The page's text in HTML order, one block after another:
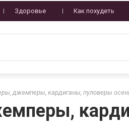
Здоровье Как похудеть
джемперы, кардиганы, пуловеры